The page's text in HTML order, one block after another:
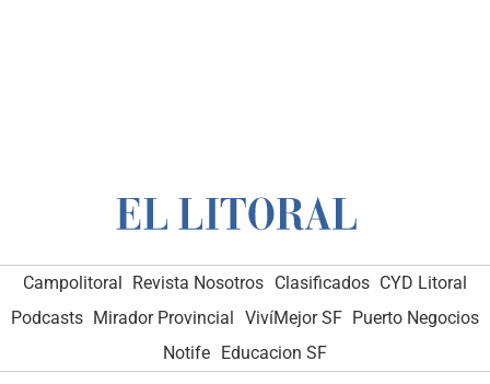
Campolitoral Revista Nosotros Clasificados CYD Litoral
Podcasts Mirador Provincial VivíMejor SF Puerto Negocios
Notife Educacion SF